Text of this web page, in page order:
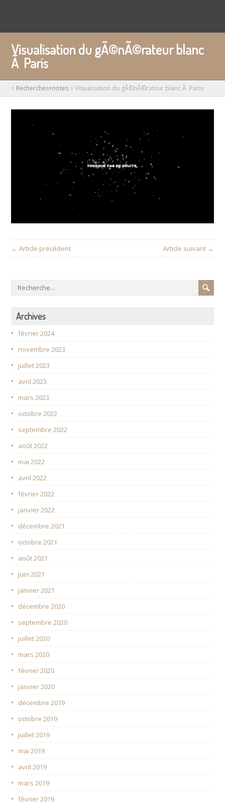
Visualisation du gÃ©nÃ©rateur blanc
Ã Paris
> Recherches+notes >Visualisation du gÃ©nÃ©rateur blanc Ã Paris
← Article précédent Article suivant →
Archives
février 2024
novembre 2023
juillet 2023
avril 2023
mars 2023
octobre 2022
septembre 2022
août 2022
mai 2022
avril 2022
février 2022
janvier 2022
décembre 2021
octobre 2021
août 2021
juin 2021
janvier 2021
décembre 2020
septembre 2020
juillet 2020
mars 2020
février 2020
janvier 2020
décembre 2019
octobre 2019
juillet 2019
mai 2019
avril 2019
mars 2019
février 2019